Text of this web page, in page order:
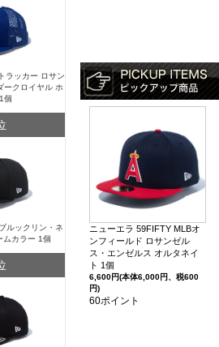
ラッカー ロサン
ークロイヤル ホ
個
ルックリン・ネ
ムカラー 1個
ニューエラ 59FIFTY MLBオ
ンフィールド ロサンゼル
ス・エンゼルス オルタネイ
ト 1個
6,600円(本体6,000円、税600
円)
60ポイント